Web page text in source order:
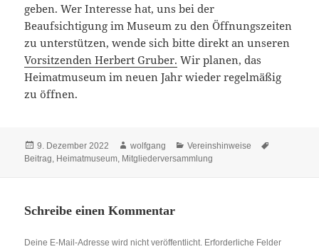
geben. Wer Interesse hat, uns bei der
Beaufsichtigung im Museum zu den Öffnungszeiten
zu unterstützen, wende sich bitte direkt an unseren
Vorsitzenden Herbert Gruber. Wir planen, das
Heimatmuseum im neuen Jahr wieder regelmäßig
zu öffnen.
Veröffentlicht
am
9. Dezember 2022 Autor
wolfgang Kategorien
Vereinshinweise
Beitrag, Heimatmuseum, Mitgliederversammlung
Schreibe einen Kommentar
Deine E-Mail-Adresse wird nicht veröffentlicht. Erforderliche Felder